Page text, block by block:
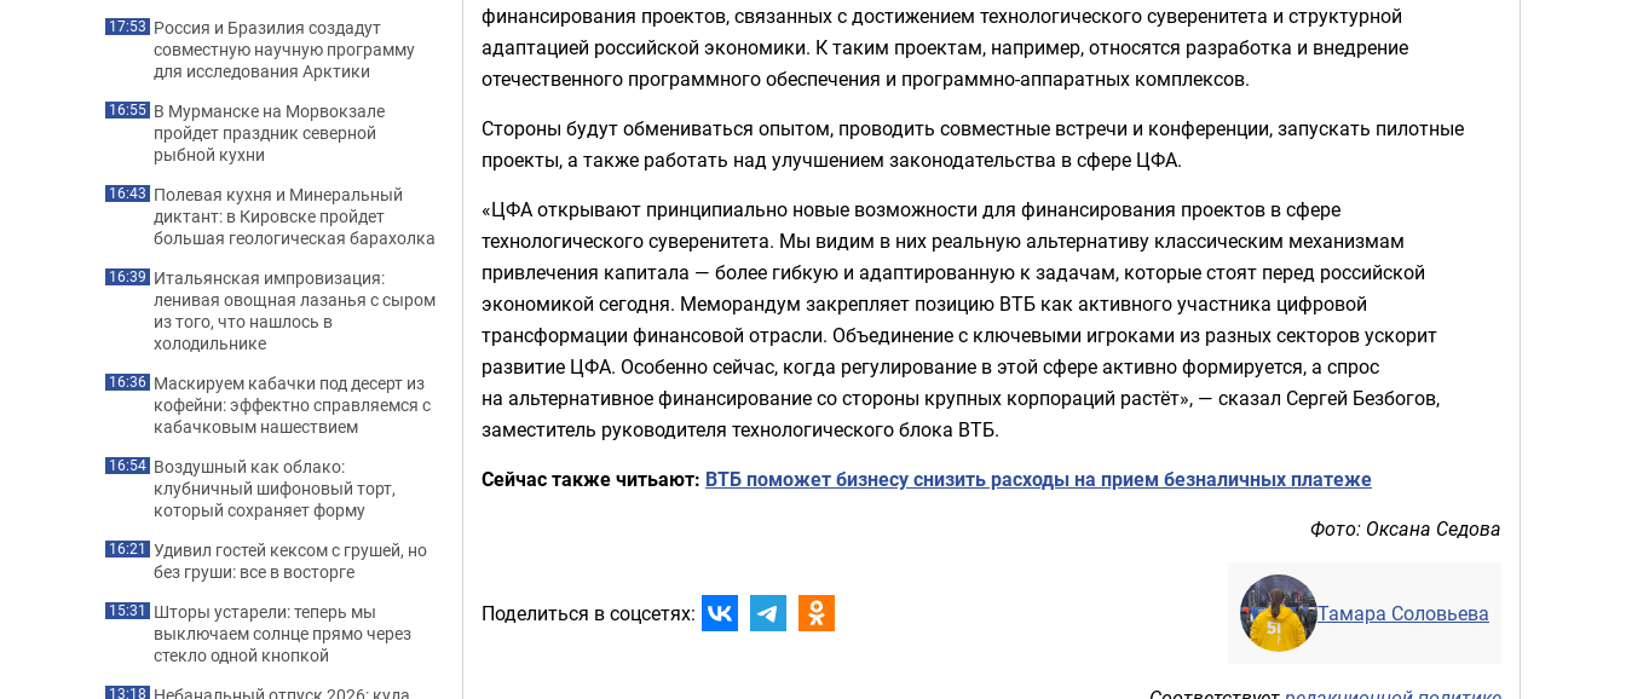
финансирования проектов, связанных с достижением технологического суверенитета и структурной
адаптацией российской экономики. К таким проектам, например, относятся разработка и внедрение
отечественного программного обеспечения и программно-аппаратных комплексов.
Стороны будут обмениваться опытом, проводить совместные встречи и конференции, запускать пилотные
проекты, а также работать над улучшением законодательства в сфере ЦФА.
«ЦФА открывают принципиально новые возможности для финансирования проектов в сфере
технологического суверенитета. Мы видим в них реальную альтернативу классическим механизмам
привлечения капитала — более гибкую и адаптированную к задачам, которые стоят перед российской
экономикой сегодня. Меморандум закрепляет позицию ВТБ как активного участника цифровой
трансформации финансовой отрасли. Объединение с ключевыми игроками из разных секторов ускорит
развитие ЦФА. Особенно сейчас, когда регулирование в этой сфере активно формируется, а спрос
на альтернативное финансирование со стороны крупных корпораций растёт», — сказал Сергей Безбогов,
заместитель руководителя технологического блока ВТБ.
Сейчас также читьают: ВТБ поможет бизнесу снизить расходы на прием безналичных платеже
Фото: Оксана Седова
Поделиться в соцсетях: Тамара Соловьева
17:53 Россия и Бразилия создадут
совместную научную программу
для исследования Арктики
16:55 В Мурманске на Морвокзале
пройдет праздник северной
рыбной кухни
16:43 Полевая кухня и Минеральный
диктант: в Кировске пройдет
большая геологическая барахолка
16:39 Итальянская импровизация:
ленивая овощная лазанья с сыром
из того, что нашлось в
холодильнике
16:36 Маскируем кабачки под десерт из
кофейни: эффектно справляемся с
кабачковым нашествием
16:54 Воздушный как облако:
клубничный шифоновый торт,
который сохраняет форму
16:21 Удивил гостей кексом с грушей, но
без груши: все в восторге
15:31 Шторы устарели: теперь мы
выключаем солнце прямо через
стекло одной кнопкой
13:18